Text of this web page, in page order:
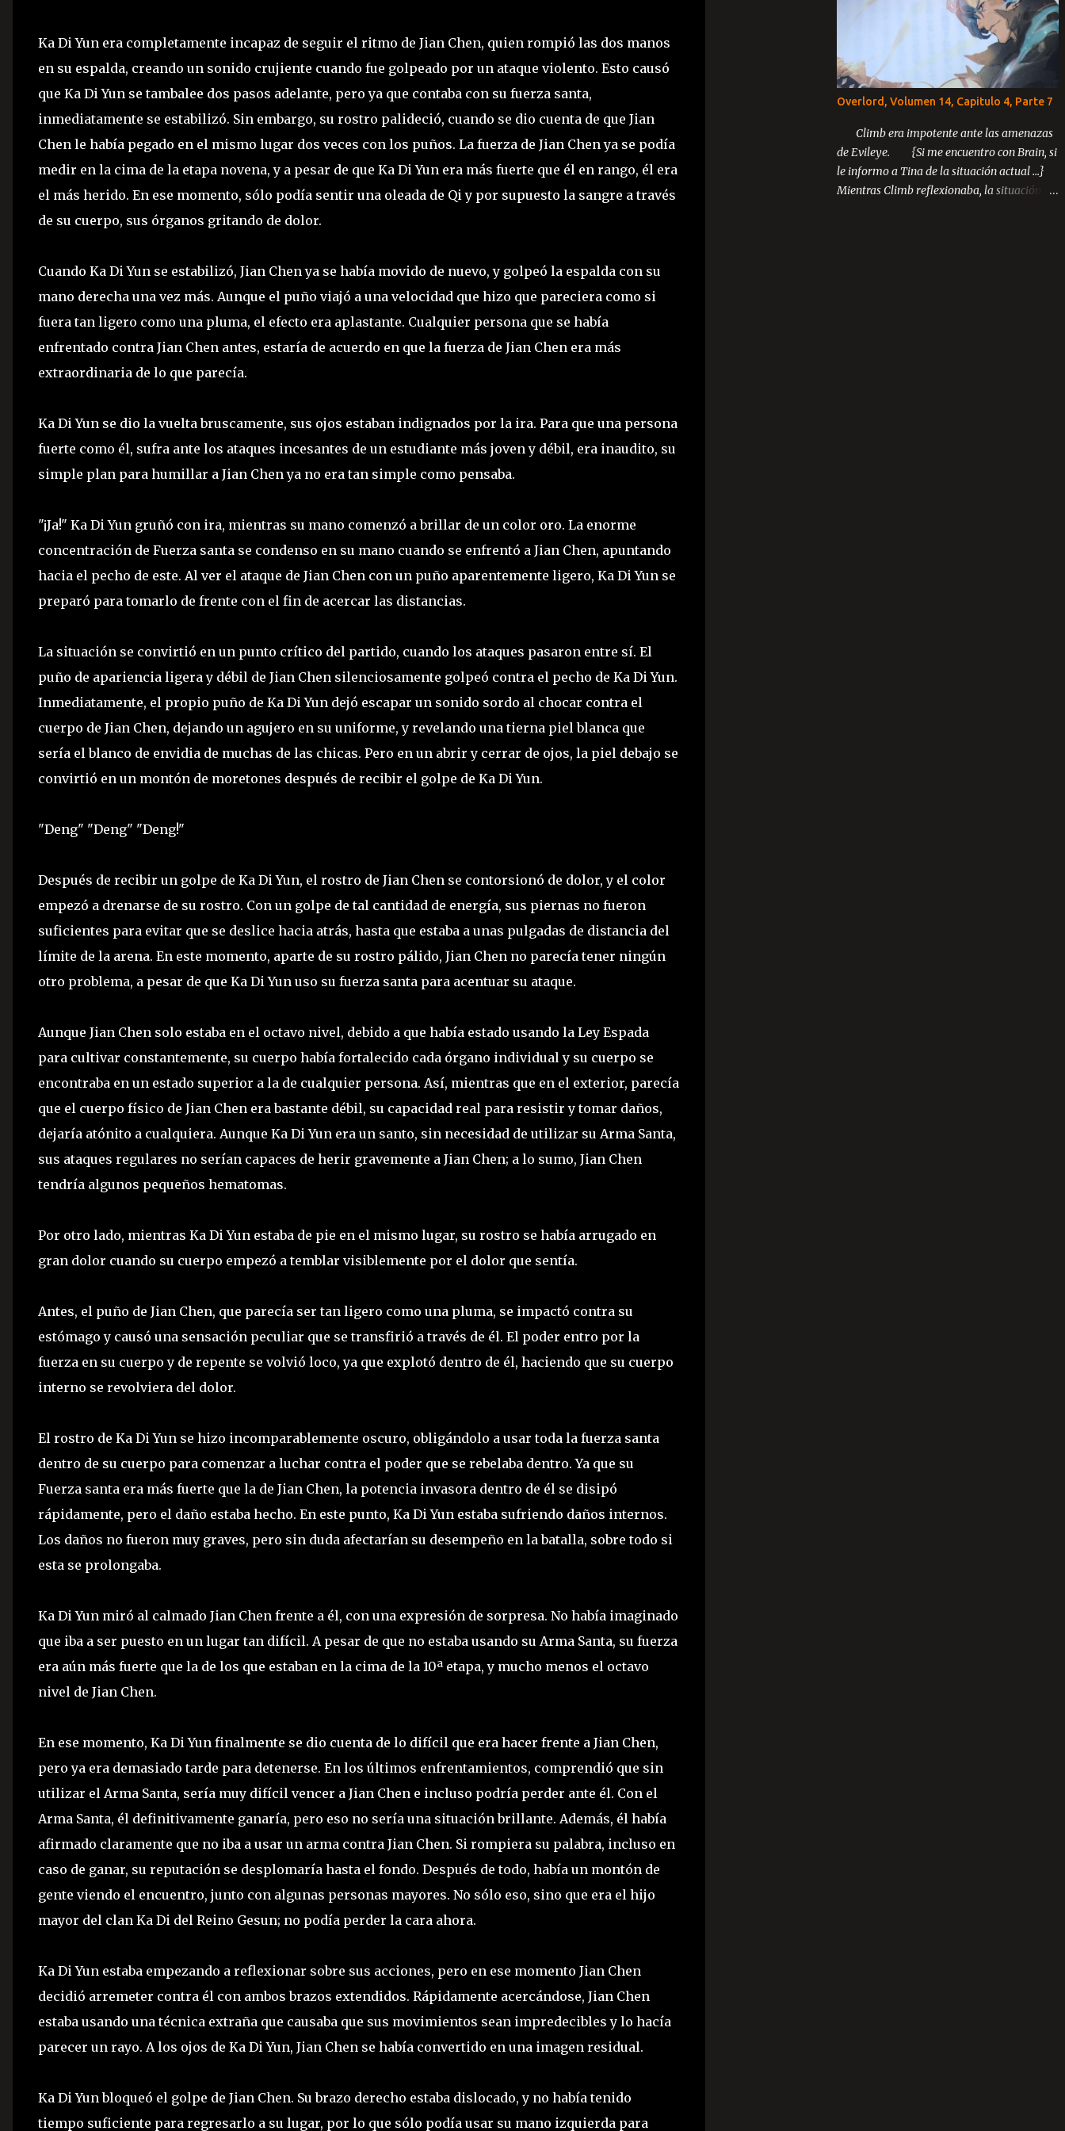
Ka Di Yun era completamente incapaz de seguir el ritmo de Jian Chen, quien rompió las dos manos
en su espalda, creando un sonido crujiente cuando fue golpeado por un ataque violento. Esto causó
que Ka Di Yun se tambalee dos pasos adelante, pero ya que contaba con su fuerza santa,
inmediatamente se estabilizó. Sin embargo, su rostro palideció, cuando se dio cuenta de que Jian
Chen le había pegado en el mismo lugar dos veces con los puños. La fuerza de Jian Chen ya se podía
medir en la cima de la etapa novena, y a pesar de que Ka Di Yun era más fuerte que él en rango, él era
el más herido. En ese momento, sólo podía sentir una oleada de Qi y por supuesto la sangre a través
de su cuerpo, sus órganos gritando de dolor.
Cuando Ka Di Yun se estabilizó, Jian Chen ya se había movido de nuevo, y golpeó la espalda con su
mano derecha una vez más. Aunque el puño viajó a una velocidad que hizo que pareciera como si
fuera tan ligero como una pluma, el efecto era aplastante. Cualquier persona que se había
enfrentado contra Jian Chen antes, estaría de acuerdo en que la fuerza de Jian Chen era más
extraordinaria de lo que parecía.
Ka Di Yun se dio la vuelta bruscamente, sus ojos estaban indignados por la ira. Para que una persona
fuerte como él, sufra ante los ataques incesantes de un estudiante más joven y débil, era inaudito, su
simple plan para humillar a Jian Chen ya no era tan simple como pensaba.
"¡Ja!" Ka Di Yun gruñó con ira, mientras su mano comenzó a brillar de un color oro. La enorme
concentración de Fuerza santa se condenso en su mano cuando se enfrentó a Jian Chen, apuntando
hacia el pecho de este. Al ver el ataque de Jian Chen con un puño aparentemente ligero, Ka Di Yun se
preparó para tomarlo de frente con el fin de acercar las distancias.
La situación se convirtió en un punto crítico del partido, cuando los ataques pasaron entre sí. El
puño de apariencia ligera y débil de Jian Chen silenciosamente golpeó contra el pecho de Ka Di Yun.
Inmediatamente, el propio puño de Ka Di Yun dejó escapar un sonido sordo al chocar contra el
cuerpo de Jian Chen, dejando un agujero en su uniforme, y revelando una tierna piel blanca que
sería el blanco de envidia de muchas de las chicas. Pero en un abrir y cerrar de ojos, la piel debajo se
convirtió en un montón de moretones después de recibir el golpe de Ka Di Yun.
"Deng" "Deng" "Deng!"
Después de recibir un golpe de Ka Di Yun, el rostro de Jian Chen se contorsionó de dolor, y el color
empezó a drenarse de su rostro. Con un golpe de tal cantidad de energía, sus piernas no fueron
suficientes para evitar que se deslice hacia atrás, hasta que estaba a unas pulgadas de distancia del
límite de la arena. En este momento, aparte de su rostro pálido, Jian Chen no parecía tener ningún
otro problema, a pesar de que Ka Di Yun uso su fuerza santa para acentuar su ataque.
Aunque Jian Chen solo estaba en el octavo nivel, debido a que había estado usando la Ley Espada
para cultivar constantemente, su cuerpo había fortalecido cada órgano individual y su cuerpo se
encontraba en un estado superior a la de cualquier persona. Así, mientras que en el exterior, parecía
que el cuerpo físico de Jian Chen era bastante débil, su capacidad real para resistir y tomar daños,
dejaría atónito a cualquiera. Aunque Ka Di Yun era un santo, sin necesidad de utilizar su Arma Santa,
sus ataques regulares no serían capaces de herir gravemente a Jian Chen; a lo sumo, Jian Chen
tendría algunos pequeños hematomas.
Por otro lado, mientras Ka Di Yun estaba de pie en el mismo lugar, su rostro se había arrugado en
gran dolor cuando su cuerpo empezó a temblar visiblemente por el dolor que sentía.
Antes, el puño de Jian Chen, que parecía ser tan ligero como una pluma, se impactó contra su
estómago y causó una sensación peculiar que se transfirió a través de él. El poder entro por la
fuerza en su cuerpo y de repente se volvió loco, ya que explotó dentro de él, haciendo que su cuerpo
interno se revolviera del dolor.
El rostro de Ka Di Yun se hizo incomparablemente oscuro, obligándolo a usar toda la fuerza santa
dentro de su cuerpo para comenzar a luchar contra el poder que se rebelaba dentro. Ya que su
Fuerza santa era más fuerte que la de Jian Chen, la potencia invasora dentro de él se disipó
rápidamente, pero el daño estaba hecho. En este punto, Ka Di Yun estaba sufriendo daños internos.
Los daños no fueron muy graves, pero sin duda afectarían su desempeño en la batalla, sobre todo si
esta se prolongaba.
Ka Di Yun miró al calmado Jian Chen frente a él, con una expresión de sorpresa. No había imaginado
que iba a ser puesto en un lugar tan difícil. A pesar de que no estaba usando su Arma Santa, su fuerza
era aún más fuerte que la de los que estaban en la cima de la 10ª etapa, y mucho menos el octavo
nivel de Jian Chen.
En ese momento, Ka Di Yun finalmente se dio cuenta de lo difícil que era hacer frente a Jian Chen,
pero ya era demasiado tarde para detenerse. En los últimos enfrentamientos, comprendió que sin
utilizar el Arma Santa, sería muy difícil vencer a Jian Chen e incluso podría perder ante él. Con el
Arma Santa, él definitivamente ganaría, pero eso no sería una situación brillante. Además, él había
afirmado claramente que no iba a usar un arma contra Jian Chen. Si rompiera su palabra, incluso en
caso de ganar, su reputación se desplomaría hasta el fondo. Después de todo, había un montón de
gente viendo el encuentro, junto con algunas personas mayores. No sólo eso, sino que era el hijo
mayor del clan Ka Di del Reino Gesun; no podía perder la cara ahora.
Ka Di Yun estaba empezando a reflexionar sobre sus acciones, pero en ese momento Jian Chen
decidió arremeter contra él con ambos brazos extendidos. Rápidamente acercándose, Jian Chen
estaba usando una técnica extraña que causaba que sus movimientos sean impredecibles y lo hacía
parecer un rayo. A los ojos de Ka Di Yun, Jian Chen se había convertido en una imagen residual.
Ka Di Yun bloqueó el golpe de Jian Chen. Su brazo derecho estaba dislocado, y no había tenido
tiempo suficiente para regresarlo a su lugar, por lo que sólo podía usar su mano izquierda para
Parte 3 ...
Overlord, Volumen 14, Capitulo 4, Parte 7
Climb era impotente ante las amenazas
de Evileye. {Si me encuentro con Brain, si
le informo a Tina de la situación actual ...}
Mientras Climb reflexionaba, la situación